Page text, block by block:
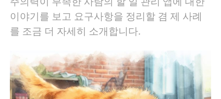
이야기를 보고 요구사항을 정리할 겸 제 사례
를 조금 더 자세히 소개합니다.